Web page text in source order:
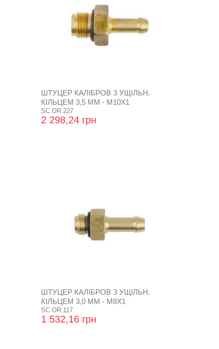
ШТУЦЕР КАЛІБРОВ З УЩІЛЬН.
КІЛЬЦЕМ 3,5 ММ - М10Х1
SC.OR.227
2 298,24 грн
ШТУЦЕР КАЛІБРОВ З УЩІЛЬН.
КІЛЬЦЕМ 3,0 ММ - М8Х1
SC.OR.117
1 532,16 грн